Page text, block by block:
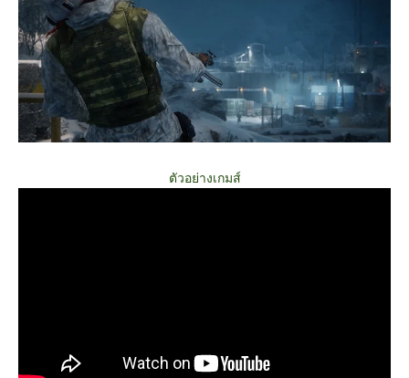
ตัวอย่างเกมส์